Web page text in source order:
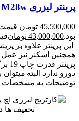
پرینتر لیزری M28w اچ پی
45,500,000 تومان
بود.43,000,000 تومانقیمت
این پرینتر علاوه بر
همچنین اسکنر نیز عمل
پرینتر قدرت چاپ 19 برگه در دقیقه را دارد
دورو ندارد البته
توضیحات به مشخصات
تخفیف ها